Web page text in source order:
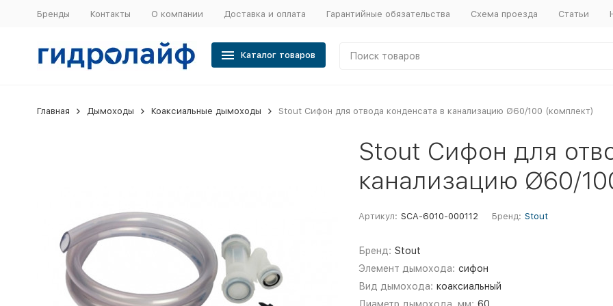
Бренды Контакты О компании Доставка и оплата Гарантийные обязательства Схема проезда Статьи
Каталог товаров
Главная Дымоходы Коаксиальные дымоходы Stout Сифон для отвода конденсата в канализацию Ø60/100 (комплект)
Stout Сифон для
канализацию Ø60/
Артикул: SCA-6010-000112 Бренд: Stout
Бренд: Stout
Элемент дымохода: сифон
Вид дымохода: коаксиальный